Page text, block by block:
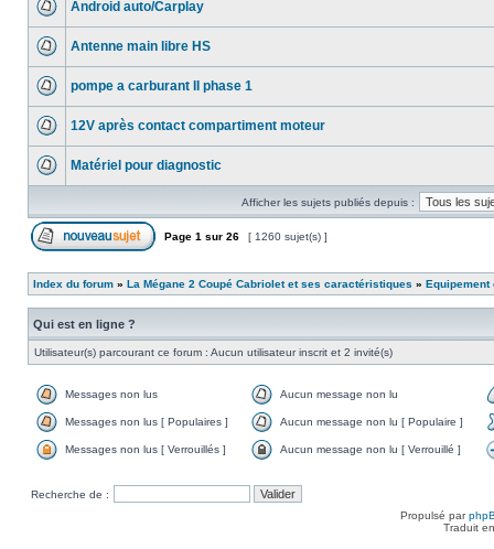
Android auto/Carplay
Antenne main libre HS
pompe a carburant II phase 1
12V après contact compartiment moteur
Matériel pour diagnostic
Afficher les sujets publiés depuis :
Page 1 sur 26 [ 1260 sujet(s) ]
Index du forum » La Mégane 2 Coupé Cabriolet et ses caractéristiques » Equipement
Qui est en ligne ?
Utilisateur(s) parcourant ce forum : Aucun utilisateur inscrit et 2 invité(s)
Messages non lus Aucun message non lu
Messages non lus [ Populaires ] Aucun message non lu [ Populaire ]
Messages non lus [ Verrouillés ] Aucun message non lu [ Verrouillé ]
Recherche de :
Propulsé par
Traduit